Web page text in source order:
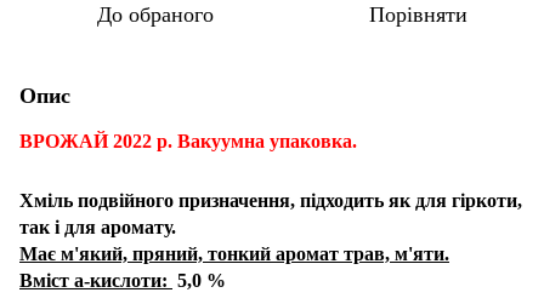
До обраного Порівняти
Опис
ВРОЖАЙ 2022 р. Вакуумна упаковка.
Хміль подвійного призначення, підходить як для гіркоти,
так і для аромату.
Має м'який, пряний, тонкий аромат трав, м'яти.
Вміст а-кислоти: 5,0 %